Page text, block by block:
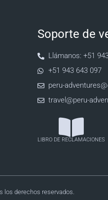
Soporte de
Llámanos: +51
+51 943 643 097
peru-
travel@peru-
LIBRO DE RECLAMACIONES
los derechos reservados.